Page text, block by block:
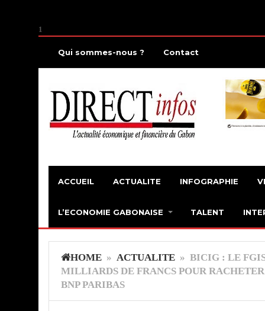
1
Qui sommes-nous ? Contact
ACCUEIL ACTUALITE INFOGRAPHIE
L’ECONOMIE GABONAISE TALENT
HOME » ACTUALITE » BICIG : LE
MILLIARDS DE FRANCS POUR RACHETER
BNP PARIBAS